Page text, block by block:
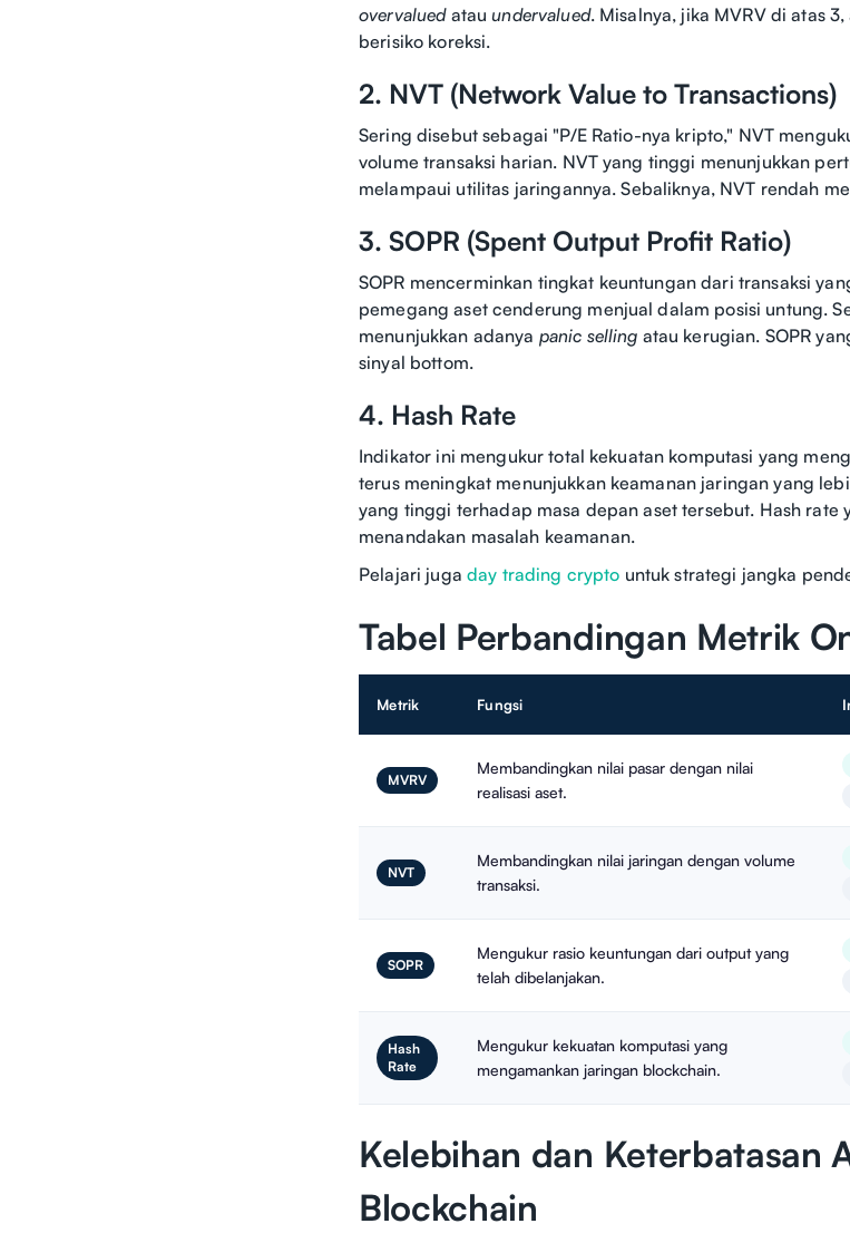
overvaluedatauundervalued. Misalnya, jika MVRV di atas
berisiko koreksi.
2. NVT (Network Value to Transactions)
Sering disebut sebagai "P/E Ratio-nya kripto," NVT
volume transaksi harian. NVT yang tinggi menunjukkan
melampaui utilitas jaringannya. Sebaliknya, NVT rendah
3. SOPR (Spent Output Profit Ratio)
SOPR mencerminkan tingkat keuntungan dari transaksi
pemegang aset cenderung menjual dalam posisi untung.
menunjukkan adanya panic selling atau kerugian. SOPR
sinyal bottom.
4. Hash Rate
Indikator ini mengukur total kekuatan komputasi yang
terus meningkat menunjukkan keamanan jaringan yang
yang tinggi terhadap masa depan aset tersebut. Hash rate
menandakan masalah keamanan.
Pelajari juga day trading crypto untuk strategi jangka
Tabel Perbandingan Metrik
Metrik Fungsi
MVRV
Membandingkan nilai pasar dengan nilai
realisasi aset.
NVT
Membandingkan nilai jaringan dengan volume
transaksi.
SOPR
Mengukur rasio keuntungan dari output yang
telah dibelanjakan.
Hash
Rate
Mengukur kekuatan komputasi yang
mengamankan jaringan blockchain.
Kelebihan dan Keterbatasan
Blockchain